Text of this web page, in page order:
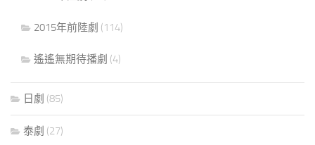
2015年前陸劇 (114)
遙遙無期待播劇 (4)
日劇 (85)
泰劇 (27)